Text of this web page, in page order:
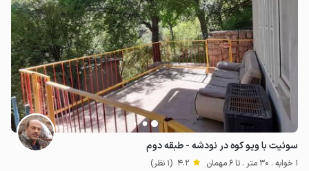
سوئیت با ویو کوه در نودشه - طبقه دوم
1 خوابه . 30 متر . تا 6 مهمان 4.2 (1 نظر)